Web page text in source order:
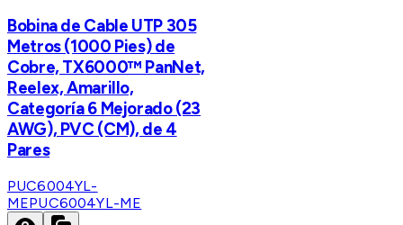
Bobina de Cable UTP 305
Metros (1000 Pies) de
Cobre, TX6000™ PanNet,
Reelex, Amarillo,
Categoría 6 Mejorado (23
AWG), PVC (CM), de 4
Pares
PUC6004YL-
MEPUC6004YL-ME